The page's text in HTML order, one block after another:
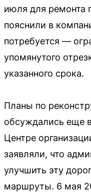
июля для ремонта
пояснили в
потребуется —
упомянутого
указанного срока.
Планы по
обсуждались еще
Центре
заявляли, что
улучшить эту
маршруты. 6 мая